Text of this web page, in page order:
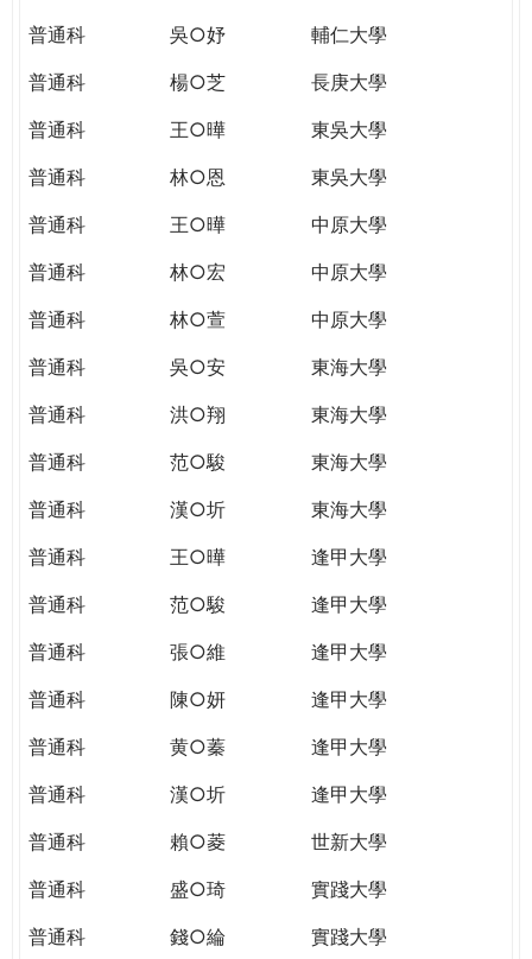
普通科
吳○妤
輔仁大學
普通科
楊○芝
長庚大學
普通科
王○曄
東吳大學
普通科
林○恩
東吳大學
普通科
王○曄
中原大學
普通科
林○宏
中原大學
普通科
林○萱
中原大學
普通科
吳○安
東海大學
普通科
洪○翔
東海大學
普通科
范○駿
東海大學
普通科
漢○圻
東海大學
普通科
王○曄
逢甲大學
普通科
范○駿
逢甲大學
普通科
張○維
逢甲大學
普通科
陳○妍
逢甲大學
普通科
黄○蓁
逢甲大學
普通科
漢○圻
逢甲大學
普通科
賴○菱
世新大學
普通科
盛○琦
實踐大學
普通科
錢○綸
實踐大學